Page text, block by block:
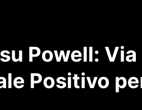
Powell: Via
Positivo